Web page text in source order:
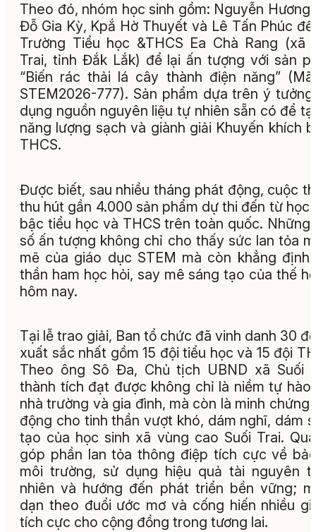
Theo đó, nhóm học sinh gồm: Nguyễn Hương
Đỗ Gia Kỳ, Kpắ Hờ Thuyết và Lê Tấn Phúc
Trường Tiểu học &THCS Ea Chà Rang (xã
Trai, tỉnh Đắk Lắk) để lại ấn tượng với sản
“Biến rác thải lá cây thành điện năng”
STEM2026-777). Sản phẩm dựa trên ý
dụng nguồn nguyên liệu tự nhiên sẵn có để
năng lượng sạch và giành giải Khuyến khích
THCS.
Được biết, sau nhiều tháng phát động, cuộc
thu hút gần 4.000 sản phẩm dự thi đến từ học
bậc tiểu học và THCS trên toàn quốc. Những
số ấn tượng không chỉ cho thấy sức lan tỏa
mẽ của giáo dục STEM mà còn khẳng định
thần ham học hỏi, say mê sáng tạo của thế
hôm nay.
Tại lễ trao giải, Ban tổ chức đã vinh danh 30
xuất sắc nhất gồm 15 đội tiểu học và 15 đội
Theo ông Sô Đa, Chủ tịch UBND xã Suối
thành tích đạt được không chỉ là niềm tự hào
nhà trường và gia đình, mà còn là minh chứng
động cho tinh thần vượt khó, dám nghĩ, dám
tạo của học sinh xã vùng cao Suối Trai.
góp phần lan tỏa thông điệp tích cực về
môi trường, sử dụng hiệu quả tài nguyên
nhiên và hướng đến phát triển bền vững;
dạn theo đuổi ước mơ và cống hiến nhiều
tích cực cho cộng đồng trong tương lai.